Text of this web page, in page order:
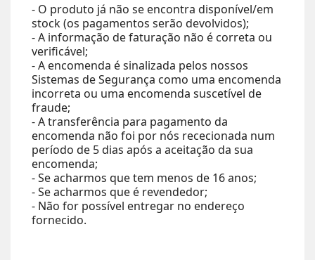
- O produto já não se encontra disponível/em
stock (os pagamentos serão devolvidos);
- A informação de faturação não é correta ou
verificável;
- A encomenda é sinalizada pelos nossos
Sistemas de Segurança como uma encomenda
incorreta ou uma encomenda suscetível de
fraude;
- A transferência para pagamento da
encomenda não foi por nós rececionada num
período de 5 dias após a aceitação da sua
encomenda;
- Se acharmos que tem menos de 16 anos;
- Se acharmos que é revendedor;
- Não for possível entregar no endereço
fornecido.